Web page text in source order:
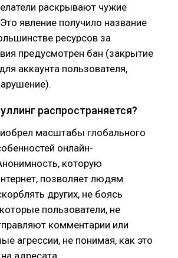
раскрывают чужие
явление получило название
ресурсов за
предусмотрен бан (закрытие
аккаунта пользователя,
распространяется?
масштабы глобального
онлайн-
которую
позволяет людям
других, не боясь
пользователи, не
комментарии или
агрессии, не понимая, как это
адресата.